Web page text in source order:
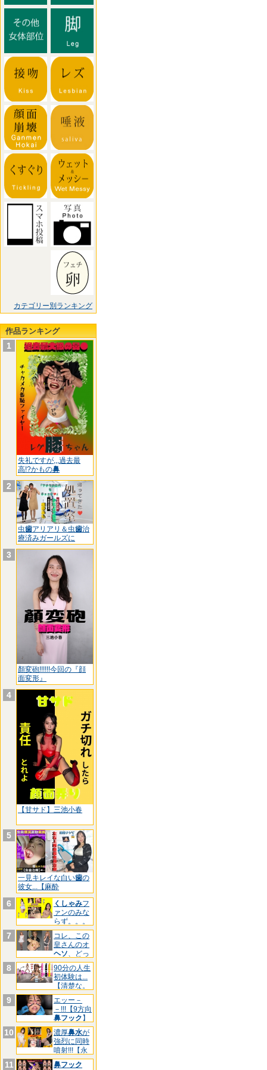
カテゴリー別ランキング
作品ランキング
1
失礼ですが,,,過去最
高!?かもの鼻
2
虫歯アリアリ＆虫歯治
療済みガールズに
3
顏変砲!!!!!!今回の『顔
面変形』
4
【甘サド】三池小春
5
一見キレイな白い歯の
彼女...【麻酔
6 くしゃみフ
ァンのみな
らず。。。
【三池
7
コレ、この
皇さんのオ
ヘソ、どっ
ちです
8
90分の人生
初体験は...
【清楚な。
9
エッー－
－!!!【9方向
鼻フック 】
マ
10 濃厚鼻水が
強烈に同時
噴射!!!【永
久
11
鼻フック